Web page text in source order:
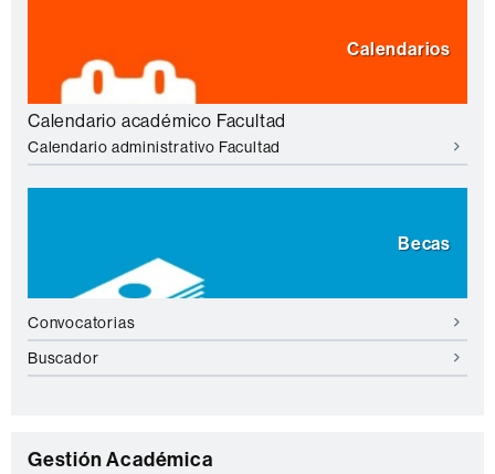
Calendarios
Calendario académico Facultad
Calendario administrativo Facultad
Becas
Convocatorias
Buscador
C
Gestión Académica